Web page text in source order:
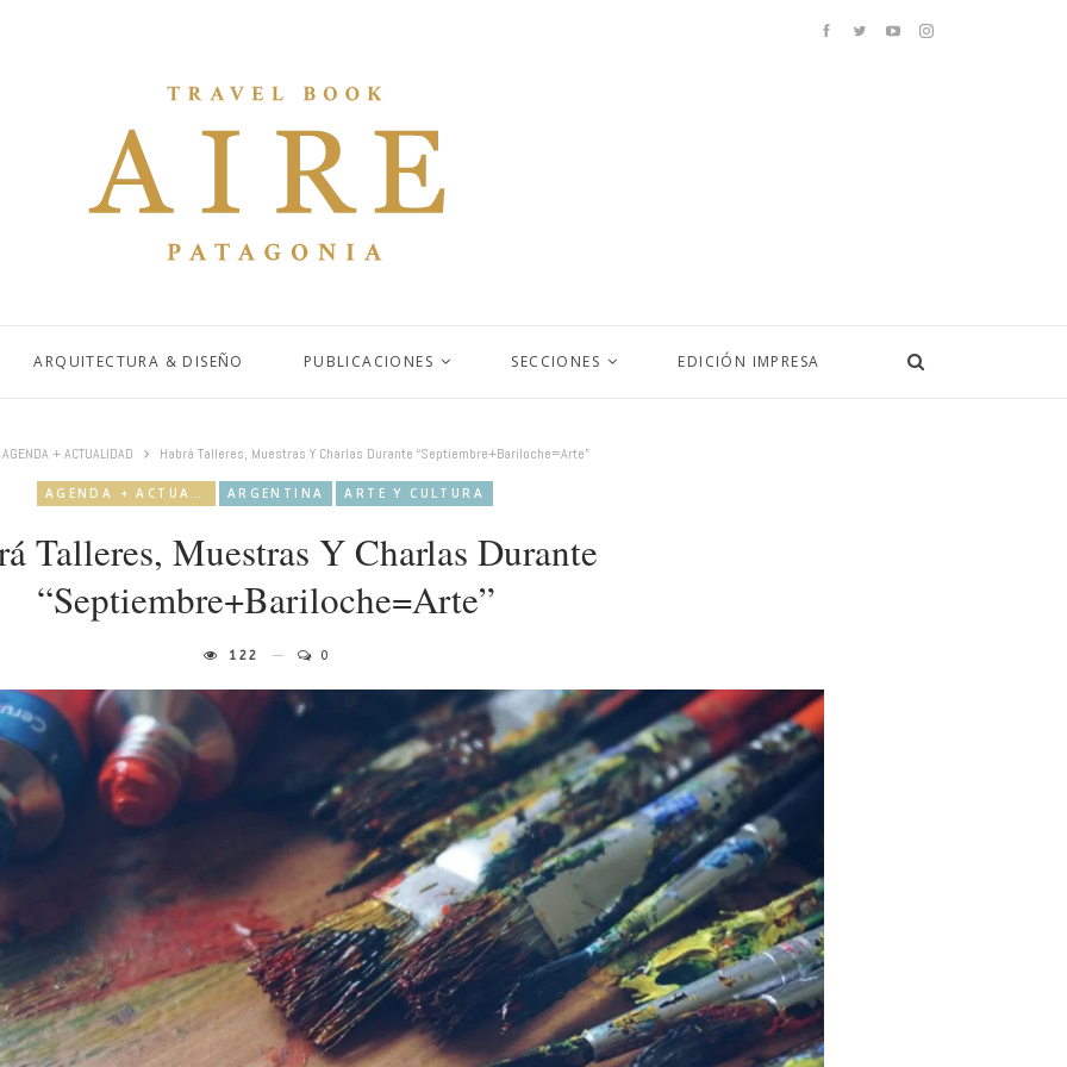
ARQUITECTURA & DISEÑO PUBLICACIONES SECCIONES EDICIÓN IMPRESA
AGENDA + ACTUALIDAD Habrá Talleres, Muestras Y Charlas Durante “Septiembre+Bariloche=Arte”
AGENDA + ACTUALIDAD ARGENTINA ARTE Y CULTURA
Talleres, Muestras Y Charlas Durante
“Septiembre+Bariloche=Arte”
122 0